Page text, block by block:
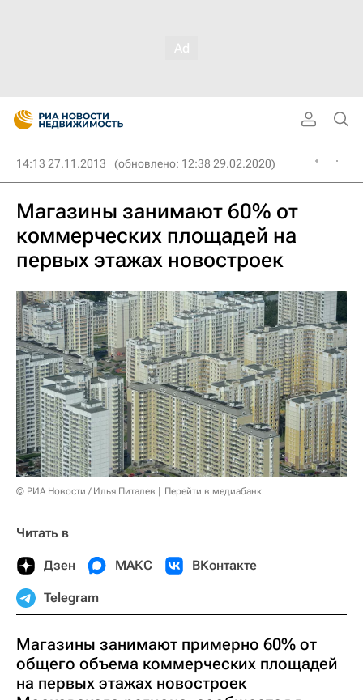
14:13 27.11.2013 (обновлено: 12:38 29.02.2020)
Магазины занимают 60% от
коммерческих площадей на
первых этажах новостроек
© РИА Новости / Илья Питалев Перейти в медиабанк
Читать в
Дзен МАКС ВКонтакте
Telegram
Магазины занимают примерно 60% от
общего объема коммерческих площадей
на первых этажах новостроек